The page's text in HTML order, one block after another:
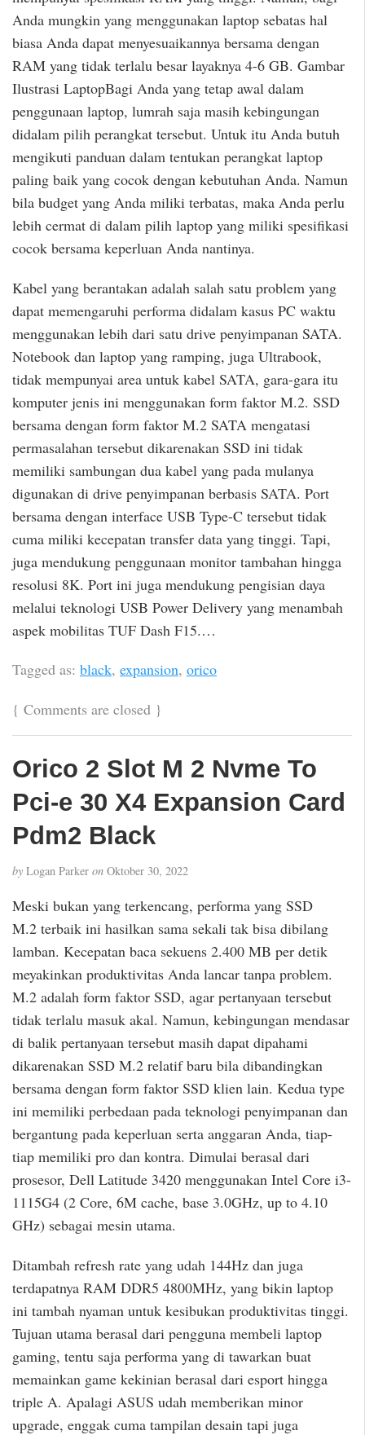
Anda mungkin yang menggunakan laptop sebatas hal
biasa Anda dapat menyesuaikannya bersama dengan
RAM yang tidak terlalu besar layaknya 4-6 GB. Gambar
Ilustrasi LaptopBagi Anda yang tetap awal dalam
penggunaan laptop, lumrah saja masih kebingungan
didalam pilih perangkat tersebut. Untuk itu Anda butuh
mengikuti panduan dalam tentukan perangkat laptop
paling baik yang cocok dengan kebutuhan Anda. Namun
bila budget yang Anda miliki terbatas, maka Anda perlu
lebih cermat di dalam pilih laptop yang miliki spesifikasi
cocok bersama keperluan Anda nantinya.
Kabel yang berantakan adalah salah satu problem yang
dapat memengaruhi performa didalam kasus PC waktu
menggunakan lebih dari satu drive penyimpanan SATA.
Notebook dan laptop yang ramping, juga Ultrabook,
tidak mempunyai area untuk kabel SATA, gara-gara itu
komputer jenis ini menggunakan form faktor M.2. SSD
bersama dengan form faktor M.2 SATA mengatasi
permasalahan tersebut dikarenakan SSD ini tidak
memiliki sambungan dua kabel yang pada mulanya
digunakan di drive penyimpanan berbasis SATA. Port
bersama dengan interface USB Type-C tersebut tidak
cuma miliki kecepatan transfer data yang tinggi. Tapi,
juga mendukung penggunaan monitor tambahan hingga
resolusi 8K. Port ini juga mendukung pengisian daya
melalui teknologi USB Power Delivery yang menambah
aspek mobilitas TUF Dash F15.…
Tagged as: black, expansion, orico
{ Comments are closed }
Orico 2 Slot M 2 Nvme To
Pci-e 30 X4 Expansion Card
Pdm2 Black
by Logan Parker on Oktober 30, 2022
Meski bukan yang terkencang, performa yang SSD
M.2 terbaik ini hasilkan sama sekali tak bisa dibilang
lamban. Kecepatan baca sekuens 2.400 MB per detik
meyakinkan produktivitas Anda lancar tanpa problem.
M.2 adalah form faktor SSD, agar pertanyaan tersebut
tidak terlalu masuk akal. Namun, kebingungan mendasar
di balik pertanyaan tersebut masih dapat dipahami
dikarenakan SSD M.2 relatif baru bila dibandingkan
bersama dengan form faktor SSD klien lain. Kedua type
ini memiliki perbedaan pada teknologi penyimpanan dan
bergantung pada keperluan serta anggaran Anda, tiap-
tiap memiliki pro dan kontra. Dimulai berasal dari
prosesor, Dell Latitude 3420 menggunakan Intel Core i3-
1115G4 (2 Core, 6M cache, base 3.0GHz, up to 4.10
GHz) sebagai mesin utama.
Ditambah refresh rate yang udah 144Hz dan juga
terdapatnya RAM DDR5 4800MHz, yang bikin laptop
ini tambah nyaman untuk kesibukan produktivitas tinggi.
Tujuan utama berasal dari pengguna membeli laptop
gaming, tentu saja performa yang di tawarkan buat
memainkan game kekinian berasal dari esport hingga
triple A. Apalagi ASUS udah memberikan minor
upgrade, enggak cuma tampilan desain tapi juga